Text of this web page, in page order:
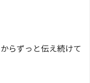
らずっと伝え続けて